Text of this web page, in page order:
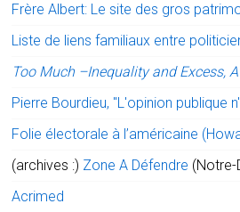
Frère Albert: Le site des gros
Liste de liens familiaux entre
Too Much –Inequality and Excess,
Pierre Bourdieu, "L'opinion publique
Folie électorale à l’américaine
(archives :) Zone A Défendre (Notre-
Acrimed